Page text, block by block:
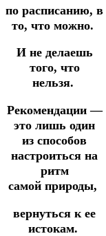
по расписанию, в
то, что можно.
И не делаешь
того, что
нельзя.
Рекомендации —
это лишь один
из способов
настроиться на
ритм
самой природы,
вернуться к ее
истокам.